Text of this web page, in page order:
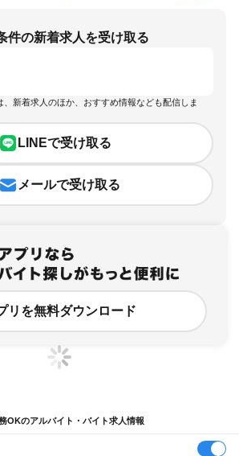
件の新着求人を受け取る
、新着求人のほか、おすすめ情報なども配信しま
LINEで受け取る
メールで受け取る
リを無料ダウンロード
OKのアルバイト・バイト求人情報